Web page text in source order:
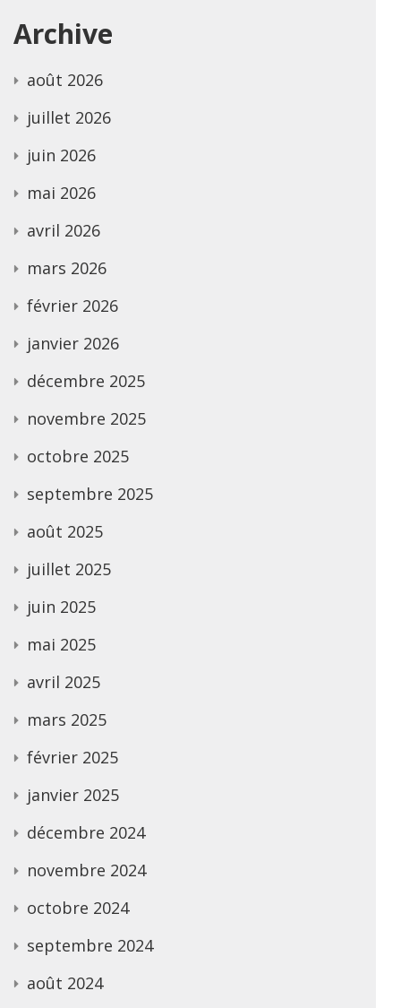
Archive
août 2026
juillet 2026
juin 2026
mai 2026
avril 2026
mars 2026
février 2026
janvier 2026
décembre 2025
novembre 2025
octobre 2025
septembre 2025
août 2025
juillet 2025
juin 2025
mai 2025
avril 2025
mars 2025
février 2025
janvier 2025
décembre 2024
novembre 2024
octobre 2024
septembre 2024
août 2024